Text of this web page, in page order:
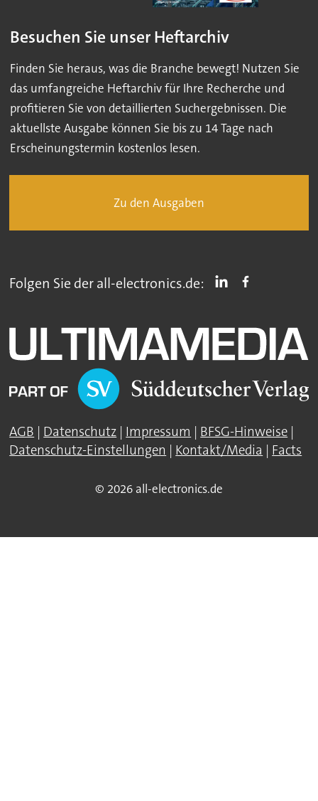
Besuchen Sie unser Heftarchiv
Finden Sie heraus, was die Branche bewegt! Nutzen Sie
das umfangreiche Heftarchiv für Ihre Recherche und
profitieren Sie von detaillierten Suchergebnissen. Die
aktuellste Ausgabe können Sie bis zu 14 Tage nach
Erscheinungstermin kostenlos lesen.
Zu den Ausgaben
Folgen Sie der all-electronics.de:
AGB | Datenschutz | Impressum | BFSG-Hinweise |
Datenschutz-Einstellungen | Kontakt/Media | Facts
© 2026 all-electronics.de